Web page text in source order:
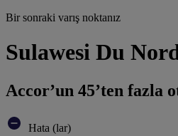
Bir sonraki varış noktanız
Sulawesi Du
Accor’un 45’ten fazla
Hata (lar)